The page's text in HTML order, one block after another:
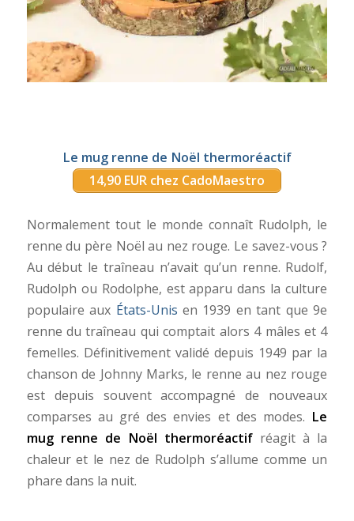
Le mug renne de Noël thermoréactif
14,90 EUR chez CadoMaestro
Normalement tout le monde connaît Rudolph, le
renne du père Noël au nez rouge. Le savez-vous ?
Au début le traîneau n’avait qu’un renne. Rudolf,
Rudolph ou Rodolphe, est apparu dans la culture
populaire aux États-Unis en 1939 en tant que 9e
renne du traîneau qui comptait alors 4 mâles et 4
femelles. Définitivement validé depuis 1949 par la
chanson de Johnny Marks, le renne au nez rouge
est depuis souvent accompagné de nouveaux
comparses au gré des envies et des modes. Le
mug renne de Noël thermoréactif réagit à la
chaleur et le nez de Rudolph s’allume comme un
phare dans la nuit.